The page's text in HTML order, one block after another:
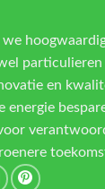
particulieren
en
energie